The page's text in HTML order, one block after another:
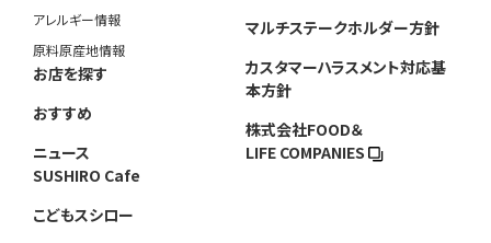
アレルギー情報
原料原産地情報
お店を探す
おすすめ
ニュース
SUSHIRO Cafe
こどもスシロー
マルチステークホルダー方針
カスタマーハラスメント対応基
本方針
株式会社FOOD＆
LIFE COMPANIES